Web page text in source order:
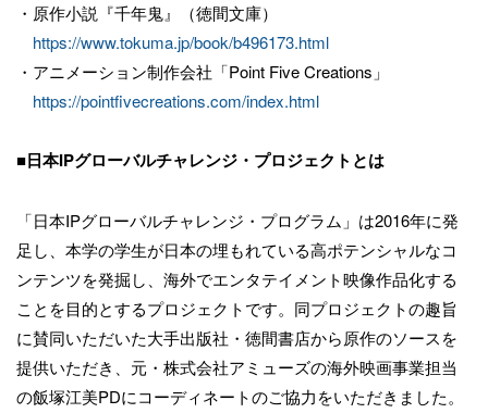
・原作小説『千年鬼』（徳間文庫）
https://www.tokuma.jp/book/b496173.html
・アニメーション制作会社「Point Five Creations」
https://pointfivecreations.com/index.html
■日本IPグローバルチャレンジ・プロジェクトとは
「日本IPグローバルチャレンジ・プログラム」は2016年に発
足し、本学の学生が日本の埋もれている高ポテンシャルなコ
ンテンツを発掘し、海外でエンタテイメント映像作品化する
ことを目的とするプロジェクトです。同プロジェクトの趣旨
に賛同いただいた大手出版社・徳間書店から原作のソースを
提供いただき、元・株式会社アミューズの海外映画事業担当
の飯塚江美PDにコーディネートのご協力をいただきました。